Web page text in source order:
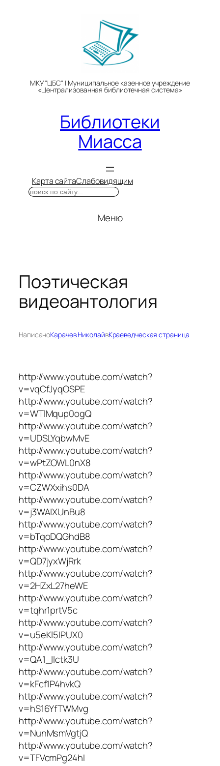
МКУ "ЦБС" | Муниципальное казенное учреждение
«Централизованная библиотечная система»
Библиотеки
Миасса
Карта сайтаСлабовидящим
Поиск
Меню
Поэтическая
видеоантология
НаписаноКарачев НиколайвКраеведческая страница
http://www.youtube.com/watch?
v=vqCfJyqOSPE
http://www.youtube.com/watch?
v=WTlMqup0ogQ
http://www.youtube.com/watch?
v=UDSLYqbwMvE
http://www.youtube.com/watch?
v=wPtZOWL0nX8
http://www.youtube.com/watch?
v=CZWXxihs0DA
http://www.youtube.com/watch?
v=j3WAIXUnBu8
http://www.youtube.com/watch?
v=bTqoDQGhdB8
http://www.youtube.com/watch?
v=QD7jyxWjRrk
http://www.youtube.com/watch?
v=2HZxL27heWE
http://www.youtube.com/watch?
v=tqhr1prtV5c
http://www.youtube.com/watch?
v=u5eKl5IPUX0
http://www.youtube.com/watch?
v=QA1_Ilctk3U
http://www.youtube.com/watch?
v=kFcf1P4hvkQ
http://www.youtube.com/watch?
v=hS16YfTWMvg
http://www.youtube.com/watch?
v=NunMsmVgtjQ
http://www.youtube.com/watch?
v=TFVcmPg24hI